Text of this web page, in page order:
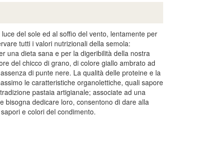
del sole ed al soffio del vento, lentamente per
tutti i valori nutrizionali della semola:
una dieta sana e per la digeribilità della nostra
del chicco di grano, di colore giallo ambrato ad
di punte nere. La qualità delle proteine e la
le caratteristiche organolettiche, quali sapore
pastaia artigianale; associate ad una
bisogna dedicare loro, consentono di dare alla
e colori del condimento.